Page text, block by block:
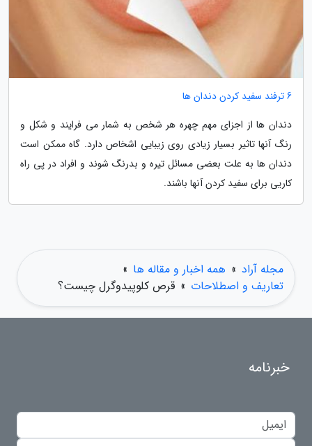
6 ترفند سفید کردن دندان ها
دندان ها از اجزای مهم چهره هر شخص به شمار می فرایند و شکل و
رنگ آنها تاثیر بسیار زیادی روی زیبایی اشخاص دارد. گاه ممکن است
دندان ها به علت بعضی مسائل تیره و بدرنگ شوند و افراد در پی راه
کاریی برای سفید کردن آنها باشند.
مجله آراد » همه اخبار و مقاله ها »
تعاریف و اصطلاحات » قرص کلوپیدوگرل چیست؟
خبرنامه